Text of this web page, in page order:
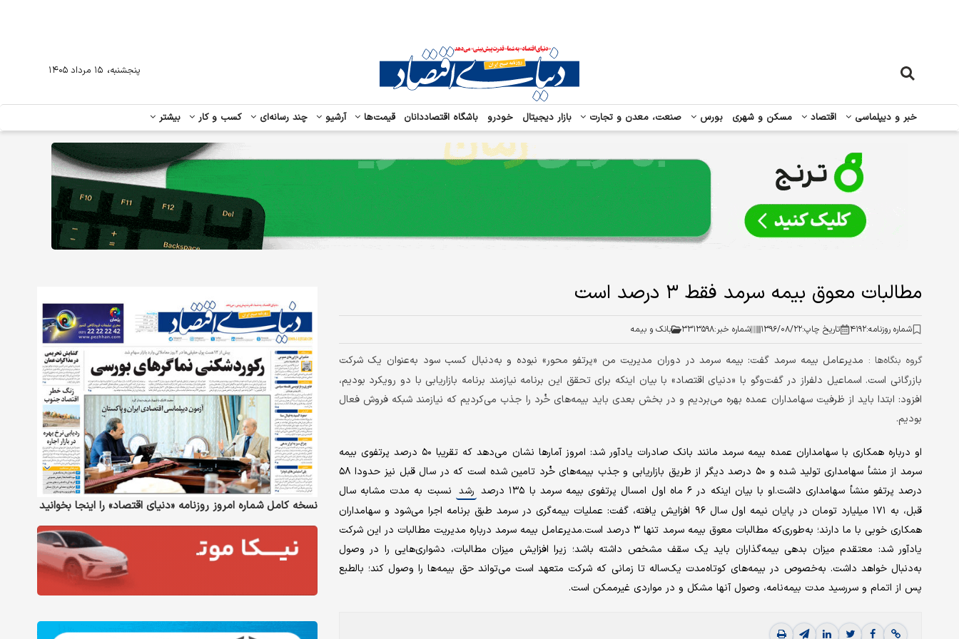
خبر و دیپلماسی اقتصاد مسکن و شهری بورس صنعت، معدن و تجارت بازار دیجیتال خودرو باشگاه اقتصاددانان قیمت‌ها آرشیو چند رسانه‌ای کسب و کار بیشتر
پنجشنبه، ۱۵ مرداد ۱۴۰۵
مطالبات معوق بیمه سرمد فقط ۳ درصد است
شماره روزنامه:۴۱۹۲ تاریخ چاپ:۱۳۹۶/۰۸/۲۲ شماره خبر:۳۳۱۳۵۹۸ بانک و بیمه
گروه بنگاه‌ها : مدیرعامل بیمه سرمد گفت: بیمه سرمد در دوران مدیریت من «پرتفو محور» نبوده و به‌دنبال کسب سود به‌عنوان یک شرکت
بازرگانی است. اسماعیل دلفراز در گفت‌وگو با «دنیای اقتصاد» با بیان اینکه برای تحقق این برنامه نیازمند برنامه بازاریابی با دو رویکرد بودیم،
افزود: ابتدا باید از ظرفیت سهامداران عمده بهره می‌بردیم و در بخش بعدی باید بیمه‌های خُرد را جذب می‌کردیم که نیازمند شبکه فروش فعال
بودیم.
او درباره همکاری با سهامداران عمده بیمه سرمد مانند بانک صادرات یادآور شد: امروز آمارها نشان می‌دهد که تقریبا ۵۰ درصد پرتفوی بیمه
سرمد از منشأ سهامداری تولید شده و ۵۰ درصد دیگر از طریق بازاریابی و جذب بیمه‌های خُرد تامین شده است که در سال قبل نیز حدودا ۵۸
درصد پرتفو منشأ سهامداری داشت.او با بیان اینکه در ۶ ماه اول امسال پرتفوی بیمه سرمد با ۱۳۵ درصد
رشد نسبت به مدت مشابه سال
قبل، به ۱۷۱ میلیارد تومان در پایان نیمه اول سال ۹۶ افزایش یافته، گفت: عملیات بیمه‌گری در سرمد طبق برنامه اجرا می‌شود و سهامداران
همکاری خوبی با ما دارند؛ به‌طوری‌که مطالبات معوق بیمه سرمد تنها ۳ درصد است.مدیرعامل بیمه سرمد درباره مدیریت مطالبات در این شرکت
یادآور شد: معتقدم میزان بدهی بیمه‌گذاران باید یک سقف مشخص داشته باشد؛ زیرا افزایش میزان مطالبات، دشواری‌هایی را در وصول
به‌دنبال خواهد داشت. به‌خصوص در بیمه‌های کوتاه‌مدت یک‌ساله تا زمانی که شرکت متعهد است می‌تواند حق ‌بیمه‌ها را وصول کند؛ بالطبع
پس از اتمام و سررسید مدت بیمه‌نامه، وصول آنها مشکل و در مواردی غیرممکن است.
نسخه کامل شماره امروز روزنامه «دنیای‌ اقتصاد» را اینجا بخوانید